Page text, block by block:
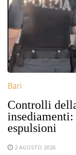
Bari
Controlli
insediamenti:
espulsioni
2 AGOSTO 2026